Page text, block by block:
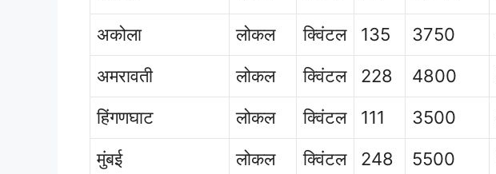
अकोला
लोकल क्विंटल 135 3750
अमरावती
लोकल क्विंटल 228 4800
हिंगणघाट
लोकल क्विंटल 111 3500
मुंबई
लोकल क्विंटल 248 5500